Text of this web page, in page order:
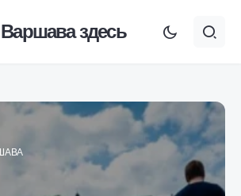
Варшава здесь